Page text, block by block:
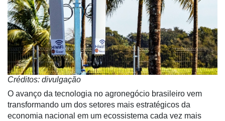
Créditos: divulgação
O avanço da tecnologia no agronegócio brasileiro vem
transformando um dos setores mais estratégicos da
economia nacional em um ecossistema cada vez mais